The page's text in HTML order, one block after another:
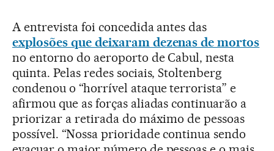
A entrevista foi concedida antes das
explosões que deixaram dezenas de mortos
no entorno do aeroporto de Cabul, nesta
quinta. Pelas redes sociais, Stoltenberg
condenou o “horrível ataque terrorista” e
afirmou que as forças aliadas continuarão a
priorizar a retirada do máximo de pessoas
possível. “Nossa prioridade continua sendo